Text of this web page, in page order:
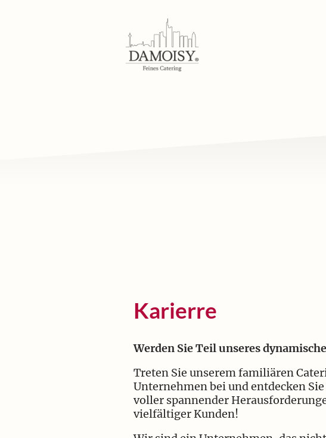
Karierre
Werden Sie Teil unseres
Treten Sie unserem familiären
Unternehmen bei und entdecken
voller spannender
vielfältiger Kunden!